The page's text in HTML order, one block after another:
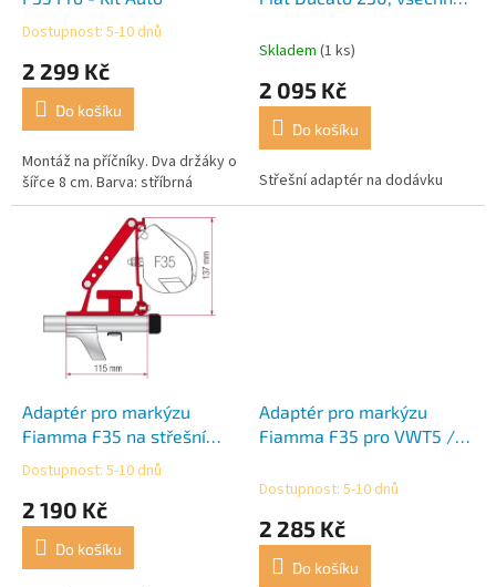
Průměrné
produktu
4,5
5
hvězdiček.
Dostupnost: 5-10 dnů
2 299 Kč
Do košíku
Montáž na příčníky. Dva držáky o
šířce 8 cm. Barva: stříbrná
Skladem (1 ks)
2 095 Kč
Do košíku
Střešní adaptér na dodávku
Adaptér pro markýzu
Fiamma F35 na střešní
nosiče
Průměrné
produktu
5,0
Dostupnost: 5-10 dnů
2 190 Kč
Do košíku
Adaptér pro markýzu
Fiamma F35 pro VWT5 /
hliníkovou lištou
Dostupnost: 5-10 dnů
2 285 Kč
Do košíku